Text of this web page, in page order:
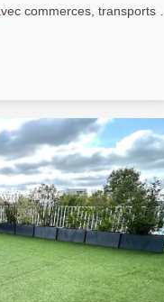
commerces, transports et
avec accès direct au
et aménagée, deux